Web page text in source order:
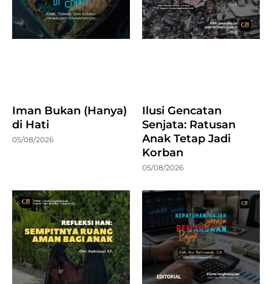
Iman Bukan (Hanya)
di Hati
05/08/2026
Ilusi Gencatan
Senjata: Ratusan
Anak Tetap Jadi
Korban
05/08/2026